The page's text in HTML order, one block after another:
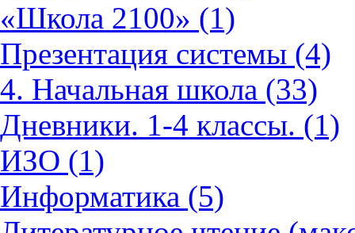
«Школа 2100» (1)
Презентация системы (4)
4. Начальная школа (33)
Дневники. 1-4 классы. (1)
ИЗО (1)
Информатика (5)